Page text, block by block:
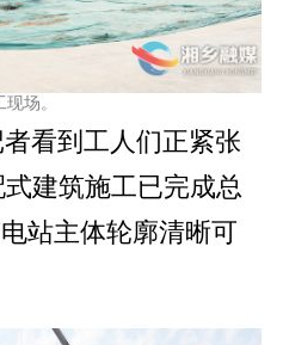
现场。
看到工人们正紧张
建筑施工已完成总
站主体轮廓清晰可